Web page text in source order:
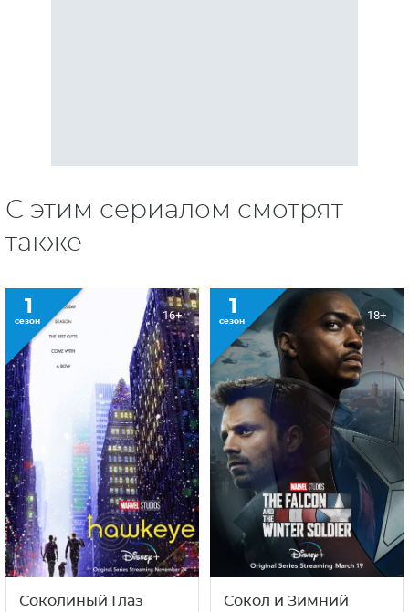
С этим сериалом смотрят
также
1
сезон 16+
Соколиный Глаз
1
сезон 18+
Сокол и Зимний